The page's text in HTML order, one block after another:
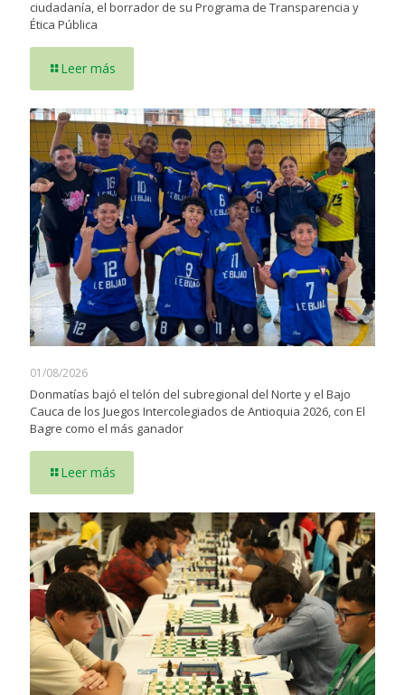
ciudadanía, el borrador de su Programa de Transparencia y
Ética Pública
Leer más
01/08/2026
Donmatías bajó el telón del subregional del Norte y el Bajo
Cauca de los Juegos Intercolegiados de Antioquia 2026, con El
Bagre como el más ganador
Leer más